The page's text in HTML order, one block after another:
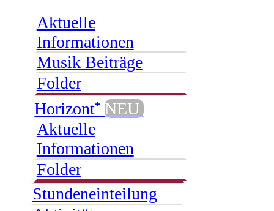
Aktuelle
Informationen
Musik Beiträge
Folder
Horizont⁺ NEU
Aktuelle
Informationen
Folder
Stundeneinteilung